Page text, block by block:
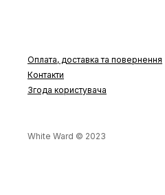
Оплата, доставка та повернення
Контакти
Згода користувача
White Ward © 2023